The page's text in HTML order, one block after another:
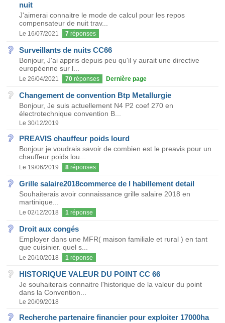
nuit
J'aimerai connaitre le mode de calcul pour les repos
compensateur de nuit trav...
Le 16/07/2021 7 réponses
Surveillants de nuits CC66
Bonjour, J'ai appris depuis peu qu'il y aurait une directive
européenne sur l...
Le 26/04/2021 70 réponses Dernière page
Changement de convention Btp Metallurgie
Bonjour, Je suis actuellement N4 P2 coef 270 en
électrotechnique convention B...
Le 30/12/2019
PREAVIS chauffeur poids lourd
Bonjour je voudrais savoir de combien est le preavis pour un
chauffeur poids lou...
Le 19/06/2019 8 réponses
Grille salaire2018commerce de l habillement detail
Souhaiterais avoir connaissance grille salaire 2018 en
martinique...
Le 02/12/2018 1 réponse
Droit aux congés
Employer dans une MFR( maison familiale et rural ) en tant
que cuisinier. quel s...
Le 20/10/2018 1 réponse
HISTORIQUE VALEUR DU POINT CC 66
Je souhaiterais connaitre l'historique de la valeur du point
dans la Convention...
Le 20/09/2018
Recherche partenaire financier pour exploiter 17000ha